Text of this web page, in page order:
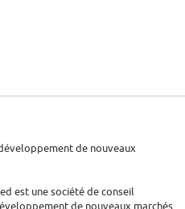
de nouveaux
est une société de conseil
de nouveaux marchés.